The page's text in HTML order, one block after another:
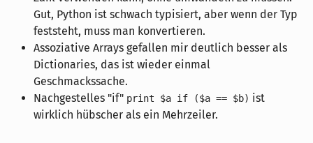
Gut, Python ist schwach typisiert, aber wenn der Typ
feststeht, muss man konvertieren.
Assoziative Arrays gefallen mir deutlich besser als
Dictionaries, das ist wieder einmal
Geschmackssache.
Nachgestelles "if" print $a if ($a == $b) ist
wirklich hübscher als ein Mehrzeiler.